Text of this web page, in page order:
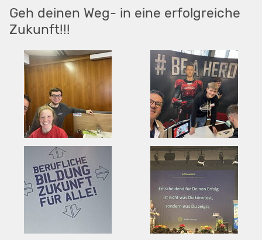
Geh deinen Weg- in eine erfolgreiche
Zukunft!!!